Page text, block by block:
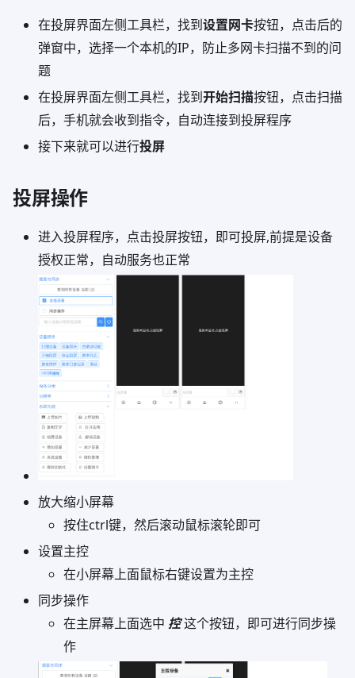
在投屏界面左侧工具栏，找到设置网卡按钮，点击后的
弹窗中，选择一个本机的IP，防止多网卡扫描不到的问
题
在投屏界面左侧工具栏，找到开始扫描按钮，点击扫描
后，手机就会收到指令，自动连接到投屏程序
接下来就可以进行投屏
投屏操作
进入投屏程序，点击投屏按钮，即可投屏,前提是设备
授权正常，自动服务也正常
放大缩小屏幕
按住ctrl键，然后滚动鼠标滚轮即可
设置主控
在小屏幕上面鼠标右键设置为主控
同步操作
在主屏幕上面选中 控这个按钮，即可进行同步操
作